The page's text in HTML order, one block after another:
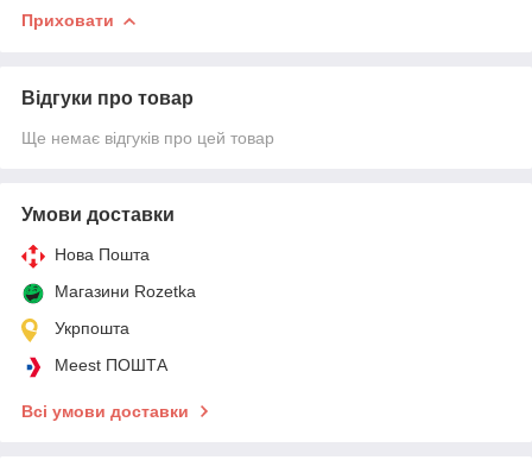
Приховати
Відгуки про товар
Ще немає відгуків про цей товар
Умови доставки
Нова Пошта
Магазини Rozetka
Укрпошта
Meest ПОШТА
Всі умови доставки